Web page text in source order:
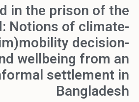
in the prison of the
Notions of climate-
decision-
wellbeing from an
settlement in
Bangladesh